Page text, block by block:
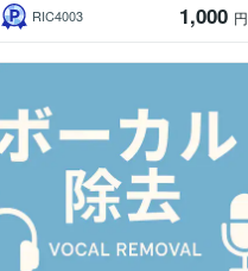
RIC4003
1,000 円